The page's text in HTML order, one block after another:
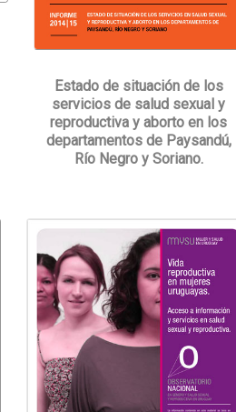
Estado de situación de los
servicios de salud sexual y
reproductiva y aborto en los
departamentos de Paysandú,
Río Negro y Soriano.